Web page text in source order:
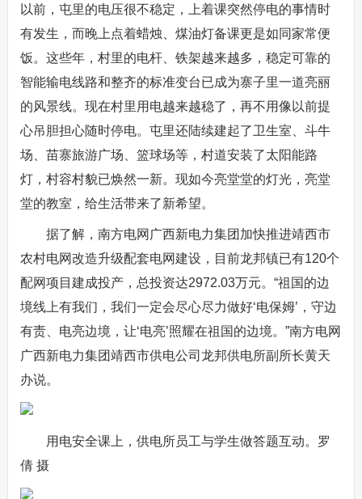
以前，屯里的电压很不稳定，上着课突然停电的事情时
有发生，而晚上点着蜡烛、煤油灯备课更是如同家常便
饭。这些年，村里的电杆、铁架越来越多，稳定可靠的
智能输电线路和整齐的标准变台已成为寨子里一道亮丽
的风景线。现在村里用电越来越稳了，再不用像以前提
心吊胆担心随时停电。屯里还陆续建起了卫生室、斗牛
场、苗寨旅游广场、篮球场等，村道安装了太阳能路
灯，村容村貌已焕然一新。现如今亮堂堂的灯光，亮堂
堂的教室，给生活带来了新希望。
据了解，南方电网广西新电力集团加快推进靖西市
农村电网改造升级配套电网建设，目前龙邦镇已有120个
配网项目建成投产，总投资达2972.03万元。“祖国的边
境线上有我们，我们一定会尽心尽力做好‘电保姆’，守边
有责、电亮边境，让‘电亮’照耀在祖国的边境。”南方电网
广西新电力集团靖西市供电公司龙邦供电所副所长黄天
办说。
用电安全课上，供电所员工与学生做答题互动。罗
倩 摄